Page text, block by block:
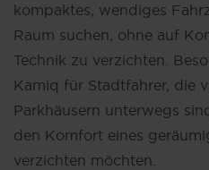
kompaktes, wendiges
Raum suchen, ohne auf
Technik zu verzichten.
Kamiq für Stadtfahrer, die
Parkhäusern unterwegs
den Komfort eines
verzichten möchten.